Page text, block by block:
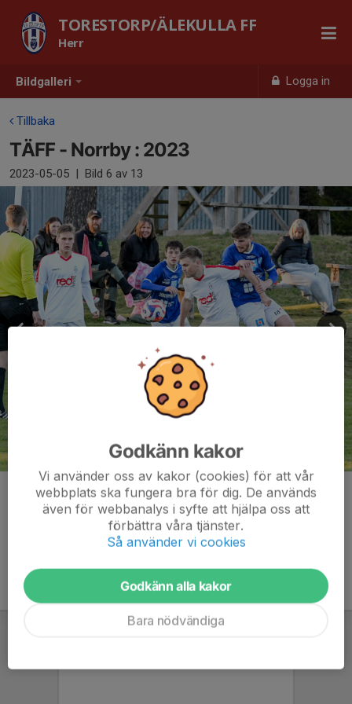
Bildgalleri Logga in
TORESTORP/ÄLEKULLA FF
Herr
Tillbaka
TÄFF - Norrby : 2023
2023-05-05 | Bild 6 av 13
Kommentarer
Godkänn kakor
Vi använder oss av kakor (cookies) för att vår
webbplats ska fungera bra för dig. De används
även för webbanalys i syfte att hjälpa oss att
förbättra våra tjänster.
Så använder vi cookies
Godkänn alla kakor
Bara nödvändiga